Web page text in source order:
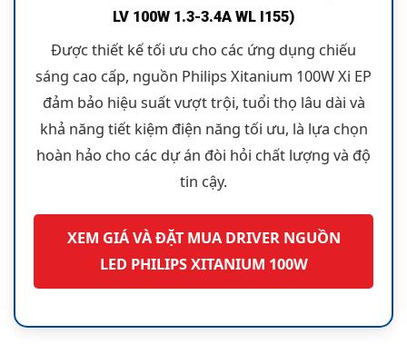
LV 100W 1.3-3.4A WL I155)
Được thiết kế tối ưu cho các ứng dụng chiếu
sáng cao cấp, nguồn Philips Xitanium 100W Xi EP
đảm bảo hiệu suất vượt trội, tuổi thọ lâu dài và
khả năng tiết kiệm điện năng tối ưu, là lựa chọn
hoàn hảo cho các dự án đòi hỏi chất lượng và độ
tin cậy.
XEM GIÁ VÀ ĐẶT MUA DRIVER NGUỒN
LED PHILIPS XITANIUM 100W